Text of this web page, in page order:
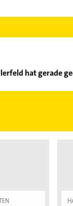
hat gerade
. Bitte